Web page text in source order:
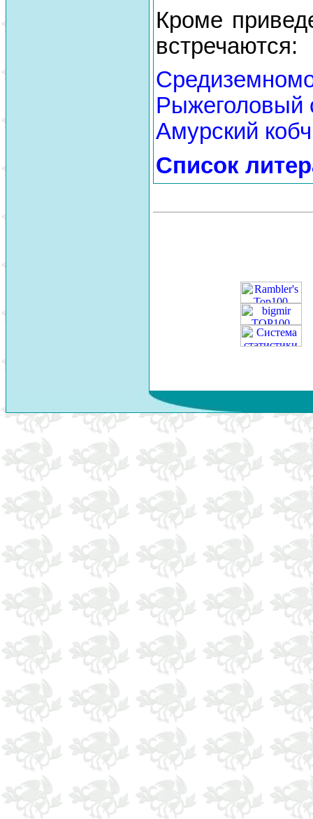
Кроме
встречаются:
Рыжеголовый
Амурский
Список